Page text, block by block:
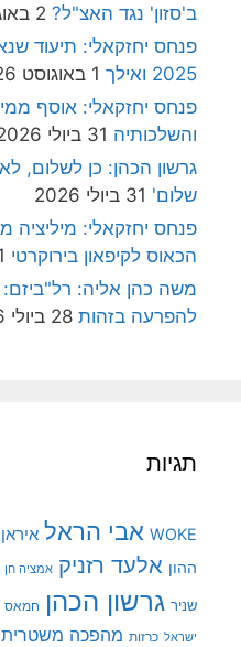
ב'סזון' נגד האצ"ל? 2 באוגוסט 2026
פנחס יחזקאלי: תיעוד
2025 ואילך
1 באוגוסט 2026
פנחס יחזקאלי: אוסף
והשלכותיה 31 ביולי 2026
גרשון הכהן: כן לשלום,
שלום' 31 ביולי 2026
פנחס יחזקאלי: מיליציה
הכאוס לקיפאון בירוקרטי
משה כהן אליה:
להפרעה בזהות 28 ביולי 2026
תגיות
WOKE אבי הראל איראן
ההון אלעד רזניק אמציה חן
שניר גרשון הכהן חמאס
ישראל כרזות מהפכה משטרית